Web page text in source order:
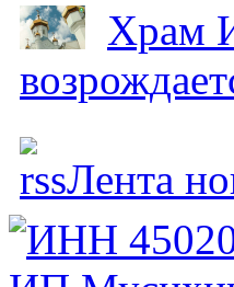
Храм
Лента